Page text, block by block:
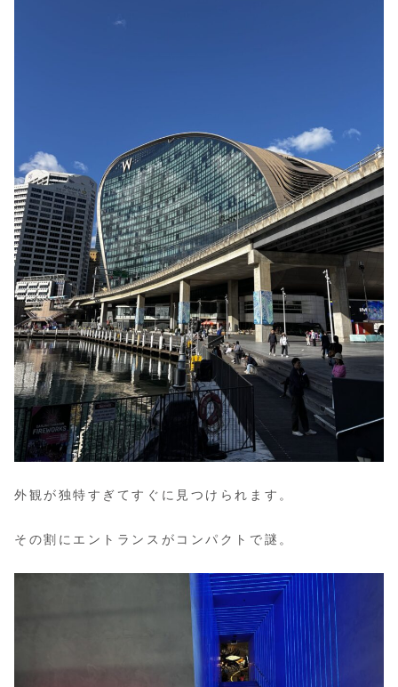
外観が独特すぎてすぐに見つけられます。
その割にエントランスがコンパクトで謎。